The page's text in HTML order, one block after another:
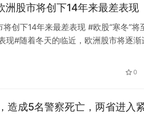
洲股市将创下14年来最差表现
创下14年来最差表现 #欧股“寒冬”将
现#随着冬天的临近，欧洲股市将逐渐
行情”来挽救欧股的下跌。 欧股年底前
0
造成5名警察死亡，两省进入